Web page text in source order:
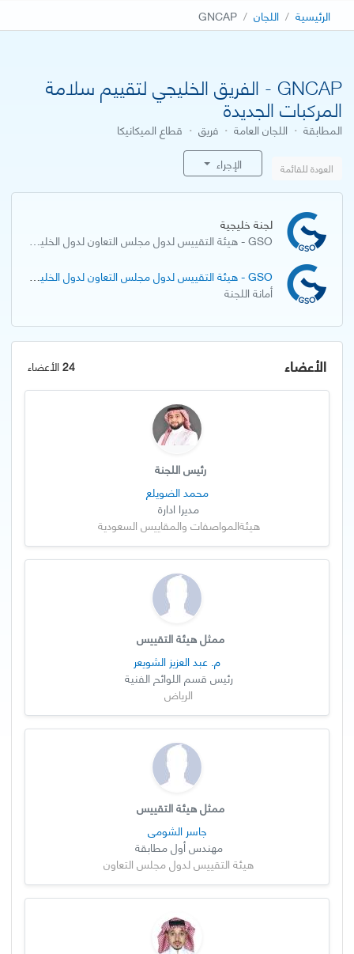
الرئيسية اللجان GNCAP
GNCAP - الفريق الخليجي لتقييم سلامة
المركبات الجديدة
المطابقة · اللجان العامة · فريق · قطاع الميكانيكا
العودة للقائمة الإجراء
لجنة خليجية
GSO - هيئة التقييس لدول مجلس التعاون لدول الخليج العربية
GSO - هيئة التقييس لدول مجلس التعاون لدول الخليج العربية
أمانة اللجنة
الأعضاء 24الأعضاء
رئيس اللجنة
محمد الضويلع
مديرا ادارة
هيئةالمواصفات والمقاييس السعودية
ممثل هيئة التقييس
م. عبد العزيز الشويعر
رئيس قسم اللوائح الفنية
الرياض
ممثل هيئة التقييس
جاسر الشومي
مهندس أول مطابقة
هيئة التقييس لدول مجلس التعاون